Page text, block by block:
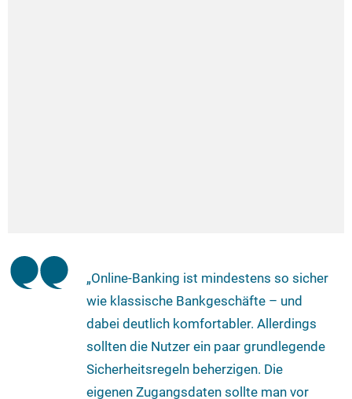
„Online-Banking ist mindestens so sicher
wie klassische Bankgeschäfte – und
dabei deutlich komfortabler. Allerdings
sollten die Nutzer ein paar grundlegende
Sicherheitsregeln beherzigen. Die
eigenen Zugangsdaten sollte man vor